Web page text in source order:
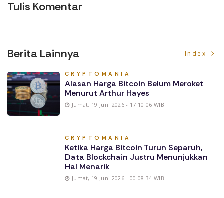
Tulis Komentar
Berita Lainnya Index
CRYPTOMANIA
Alasan Harga Bitcoin Belum Meroket
Menurut Arthur Hayes
Jumat, 19 Juni 2026 - 17:10:06 WIB
CRYPTOMANIA
Ketika Harga Bitcoin Turun Separuh,
Data Blockchain Justru Menunjukkan
Hal Menarik
Jumat, 19 Juni 2026 - 00:08:34 WIB